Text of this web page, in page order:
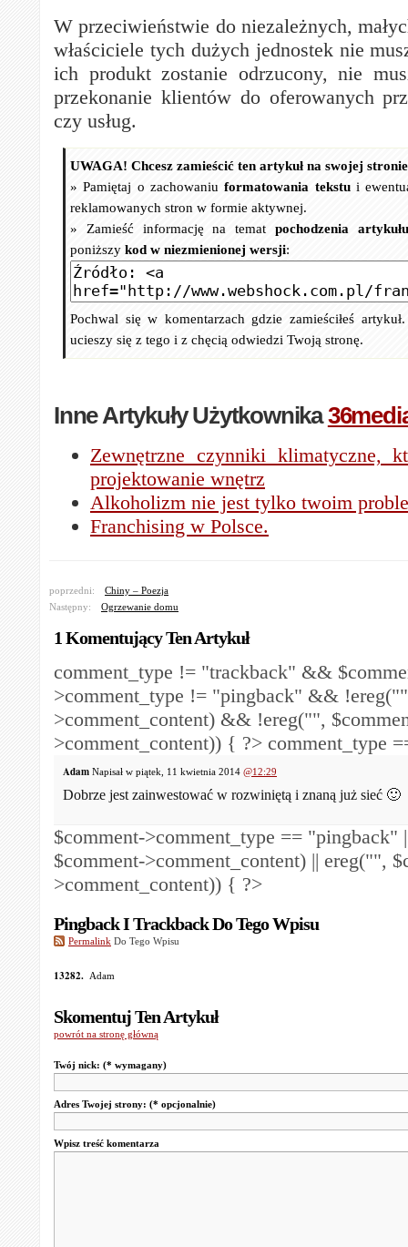
W przeciwieństwie do niezależnych,
właściciele tych dużych jednostek nie
ich produkt zostanie odrzucony, nie
przekonanie klientów do oferowanych
czy usług.
UWAGA! Chcesz zamieścić ten artykuł na swojej
» Pamiętaj o zachowaniuformatowania tekstui
reklamowanych stron w formie aktywnej.
» Zamieść informację na temat pochodzenia artykułu
poniższy kod w niezmienionej wersji:
Pochwal się w komentarzach gdzie zamieściłeś
ucieszy się z tego i z chęcią odwiedzi Twoją stronę.
Inne Artykuły Użytkownika
Zewnętrzne czynniki klimatyczne,
projektowanie wnętrz
Alkoholizm nie jest tylko twoim
Franchising w Polsce.
poprzedni:
Chiny – Poezja
Następny:
Ogrzewanie domu
1 Komentujący Ten Artykuł
comment_type != "trackback" &&
>comment_type != "pingback" && !ereg("
>comment_content) && !ereg("",
>comment_content)) { ?>
Adam Napisał w piątek, 11 kwietnia 2014 @12:29
Dobrze jest zainwestować w rozwiniętą i znaną już sieć 🙂
comment_type
$comment->comment_type == "pingback"
$comment->comment_content) || ereg("",
>comment_content)) { ?>
Pingback I Trackback Do Tego Wpisu
Permalink Do Tego Wpisu
13282. Adam
Skomentuj Ten Artykuł
powrót na stronę główną
Twój nick: (* wymagany)
Adres Twojej strony: (* opcjonalnie)
Wpisz treść komentarza